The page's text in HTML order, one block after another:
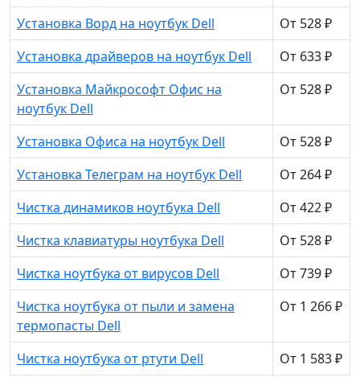
Установка Ворд на ноутбук Dell
От 528 ₽
Установка драйверов на ноутбук Dell
От 633 ₽
Установка Майкрософт Офис на
ноутбук Dell
От 528 ₽
Установка Офиса на ноутбук Dell
От 528 ₽
Установка Телеграм на ноутбук Dell
От 264 ₽
Чистка динамиков ноутбука Dell
От 422 ₽
Чистка клавиатуры ноутбука Dell
От 528 ₽
Чистка ноутбука от вирусов Dell
От 739 ₽
Чистка ноутбука от пыли и замена
термопасты Dell
От 1 266 ₽
Чистка ноутбука от ртути Dell
От 1 583 ₽